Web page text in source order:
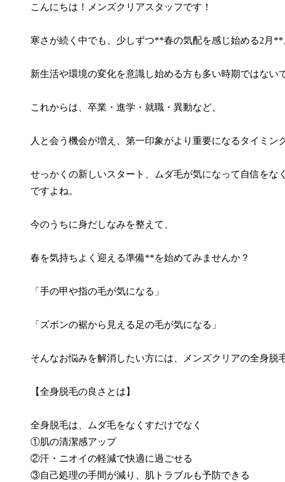
こんにちは！メンズクリアスタッフです！
寒さが続く中でも、少しずつ**春の気配を感じ始める2月**
新生活や環境の変化を意識し始める方も多い時期ではない
これからは、卒業・進学・就職・異動など、
人と会う機会が増え、第一印象がより重要になるタイミン
せっかくの新しいスタート、ムダ毛が気になって自信をな
ですよね。
今のうちに身だしなみを整えて、
春を気持ちよく迎える準備**を始めてみませんか？
「手の甲や指の毛が気になる」
「ズボンの裾から見える足の毛が気になる」
そんなお悩みを解消したい方には、メンズクリアの全身脱
【全身脱毛の良さとは】
全身脱毛は、ムダ毛をなくすだけでなく
①肌の清潔感アップ
②汗・ニオイの軽減で快適に過ごせる
③自己処理の手間が減り、肌トラブルも予防できる